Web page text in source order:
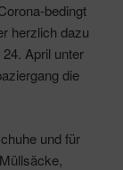
bedingt
herzlich dazu
April unter
die
und für